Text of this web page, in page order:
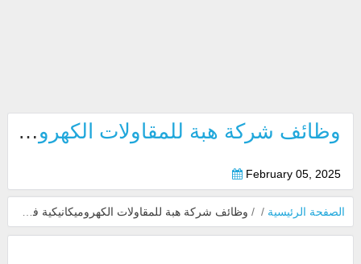
وظائف شركة هبة للمقاولات الكهروميكانيكية في ام القيوين 2025
February 05, 2025
الصفحة الرئيسية /
/ وظائف شركة هبة للمقاولات الكهروميكانيكية في ام القيوين 2025